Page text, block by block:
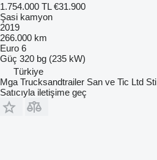
1.754.000 TL €31.900
Şasi kamyon
2019
266.000 km
Euro 6
Güç 320 bg (235 kW)
Türkiye
Mga Trucksandtrailer San ve Tic Ltd Sti
Satıcıyla iletişime geç